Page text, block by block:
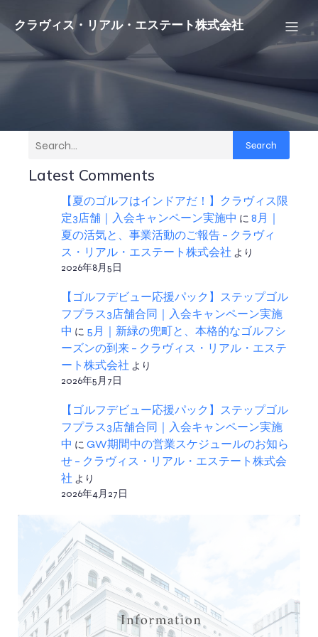
クラヴィス・リアル・エステート株式会社
Search
Latest Comments
【夏のゴルフはインドアだ！】クラヴィス限
定3店舗｜入会キャンペーン実施中 に 8月｜
夏の活気と、事業活動のご報告 – クラヴィ
ス・リアル・エステート株式会社 より
2026年8月5日
【ゴルフデビュー応援パック】ステップゴル
フプラス3店舗合同｜入会キャンペーン実施
中 に 5月｜新緑の兜町と、本格的なゴルフシ
ーズンの到来 – クラヴィス・リアル・エステ
ート株式会社 より
2026年5月7日
【ゴルフデビュー応援パック】ステップゴル
フプラス3店舗合同｜入会キャンペーン実施
中 に GW期間中の営業スケジュールのお知ら
せ – クラヴィス・リアル・エステート株式会
社 より
2026年4月27日